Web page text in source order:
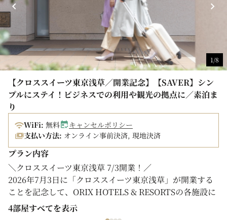
1/8
【クロススイーツ東京浅草／開業記念】【SAVER】シン
プルにステイ！ビジネスでの利用や観光の拠点に／素泊ま
り
WiFi: 無料
キャンセルポリシー
支払い方法: オンライン事前決済, 現地決済
プラン内容
＼クロススイーツ東京浅草 7/3開業！／
2026年7月3日に「クロススイーツ東京浅草」が開業する
ことを記念して、ORIX HOTELS & RESORTSの各施設に
て、開業記念プランを販売いたします。クロススイーツ東
京浅草は、浅草寺に近い立地で、浅草や東京観光の拠点と
4部屋すべてを表示